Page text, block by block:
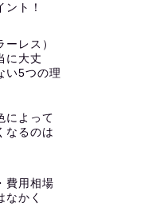
ト！
レス）
に大丈
い5つの理
によって
なるのは
費用相場
なかく